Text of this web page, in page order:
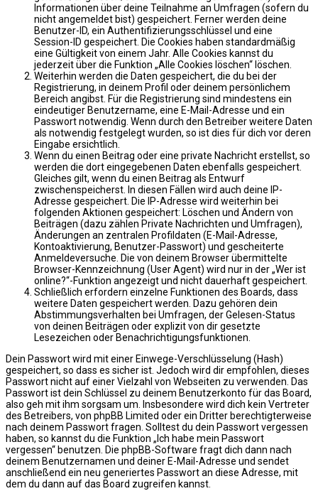
Informationen über deine Teilnahme an Umfragen (sofern du
nicht angemeldet bist) gespeichert. Ferner werden deine
Benutzer-ID, ein Authentifizierungsschlüssel und eine
Session-ID gespeichert. Die Cookies haben standardmäßig
eine Gültigkeit von einem Jahr. Alle Cookies kannst du
jederzeit über die Funktion „Alle Cookies löschen“ löschen.
Weiterhin werden die Daten gespeichert, die du bei der
Registrierung, in deinem Profil oder deinem persönlichem
Bereich angibst. Für die Registrierung sind mindestens ein
eindeutiger Benutzername, eine E-Mail-Adresse und ein
Passwort notwendig. Wenn durch den Betreiber weitere Daten
als notwendig festgelegt wurden, so ist dies für dich vor deren
Eingabe ersichtlich.
Wenn du einen Beitrag oder eine private Nachricht erstellst, so
werden die dort eingegebenen Daten ebenfalls gespeichert.
Gleiches gilt, wenn du einen Beitrag als Entwurf
zwischenspeicherst. In diesen Fällen wird auch deine IP-
Adresse gespeichert. Die IP-Adresse wird weiterhin bei
folgenden Aktionen gespeichert: Löschen und Ändern von
Beiträgen (dazu zählen Private Nachrichten und Umfragen),
Änderungen an zentralen Profildaten (E-Mail-Adresse,
Kontoaktivierung, Benutzer-Passwort) und gescheiterte
Anmeldeversuche. Die von deinem Browser übermittelte
Browser-Kennzeichnung (User Agent) wird nur in der „Wer ist
online?“-Funktion angezeigt und nicht dauerhaft gespeichert.
Schließlich erfordern einzelne Funktionen des Boards, dass
weitere Daten gespeichert werden. Dazu gehören dein
Abstimmungsverhalten bei Umfragen, der Gelesen-Status
von deinen Beiträgen oder explizit von dir gesetzte
Lesezeichen oder Benachrichtigungsfunktionen.
Dein Passwort wird mit einer Einwege-Verschlüsselung (Hash)
gespeichert, so dass es sicher ist. Jedoch wird dir empfohlen, dieses
Passwort nicht auf einer Vielzahl von Webseiten zu verwenden. Das
Passwort ist dein Schlüssel zu deinem Benutzerkonto für das Board,
also geh mit ihm sorgsam um. Insbesondere wird dich kein Vertreter
des Betreibers, von phpBB Limited oder ein Dritter berechtigterweise
nach deinem Passwort fragen. Solltest du dein Passwort vergessen
haben, so kannst du die Funktion „Ich habe mein Passwort
vergessen“ benutzen. Die phpBB-Software fragt dich dann nach
deinem Benutzernamen und deiner E-Mail-Adresse und sendet
anschließend ein neu generiertes Passwort an diese Adresse, mit
dem du dann auf das Board zugreifen kannst.